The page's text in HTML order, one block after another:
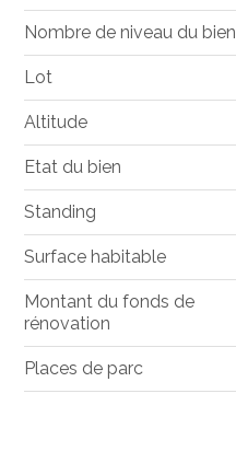
Nombre de niveau du bien
Lot
Altitude
Etat du bien
Standing
Surface habitable
Montant du fonds de
rénovation
Places de parc